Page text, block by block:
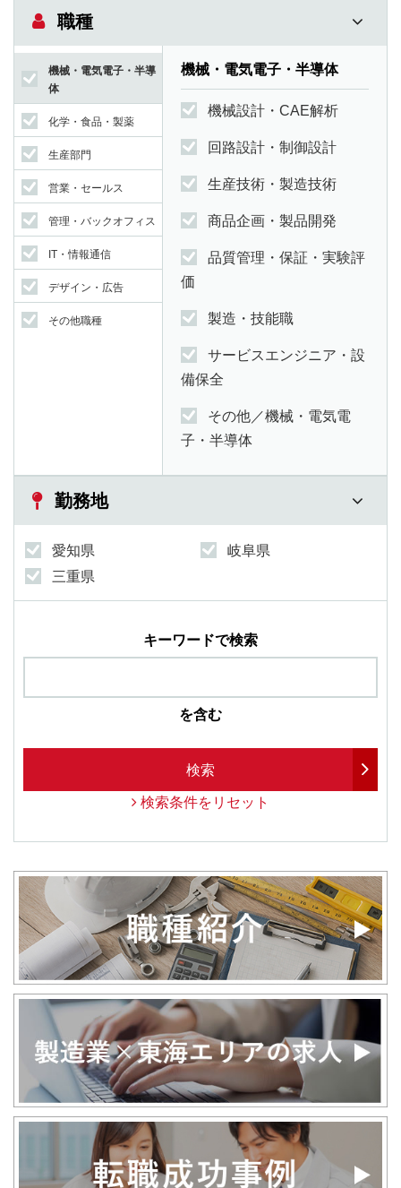
職種
機械・電気電子・半導
体
化学・食品・製薬
生産部門
営業・セールス
管理・バックオフィス
IT・情報通信
デザイン・広告
その他職種
機械・電気電子・半導体
機械設計・CAE解析
回路設計・制御設計
生産技術・製造技術
商品企画・製品開発
品質管理・保証・実験評
価
製造・技能職
サービスエンジニア・設
備保全
その他／機械・電気電
子・半導体
勤務地
愛知県
岐阜県
三重県
キーワードで検索
を含む
検索
検索条件をリセット